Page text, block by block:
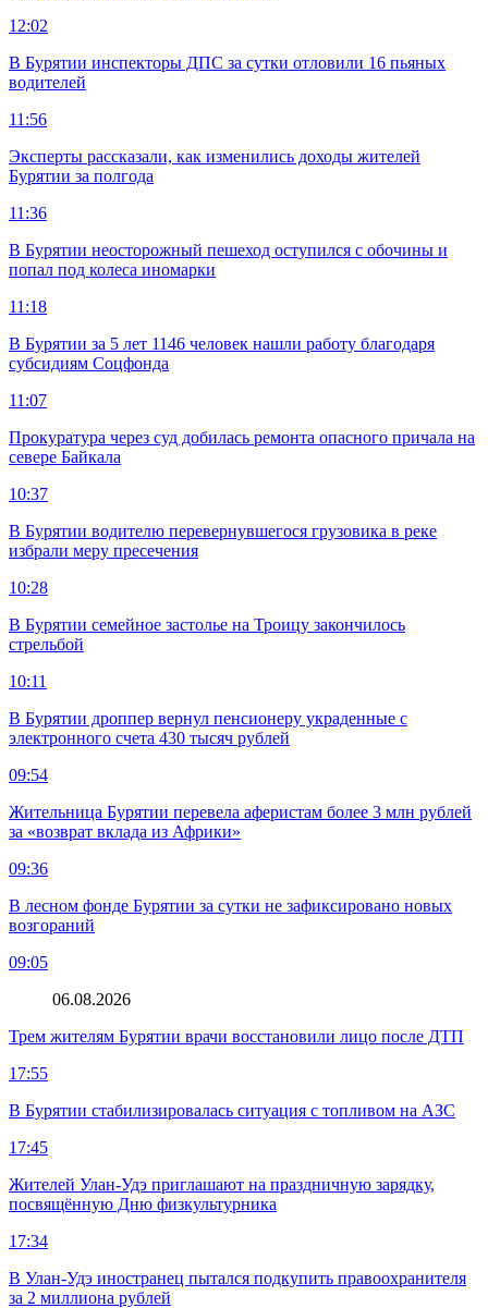
12:02
В Бурятии инспекторы ДПС за сутки отловили 16 пьяных
водителей
11:56
Эксперты рассказали, как изменились доходы жителей
Бурятии за полгода
11:36
В Бурятии неосторожный пешеход оступился с обочины и
попал под колеса иномарки
11:18
В Бурятии за 5 лет 1146 человек нашли работу благодаря
субсидиям Соцфонда
11:07
Прокуратура через суд добилась ремонта опасного причала на
севере Байкала
10:37
В Бурятии водителю перевернувшегося грузовика в реке
избрали меру пресечения
10:28
В Бурятии семейное застолье на Троицу закончилось
стрельбой
10:11
В Бурятии дроппер вернул пенсионеру украденные с
электронного счета 430 тысяч рублей
09:54
Жительница Бурятии перевела аферистам более 3 млн рублей
за «возврат вклада из Африки»
09:36
В лесном фонде Бурятии за сутки не зафиксировано новых
возгораний
09:05
06.08.2026
Трем жителям Бурятии врачи восстановили лицо после ДТП
17:55
В Бурятии стабилизировалась ситуация с топливом на АЗС
17:45
Жителей Улан-Удэ приглашают на праздничную зарядку,
посвящённую Дню физкультурника
17:34
В Улан-Удэ иностранец пытался подкупить правоохранителя
за 2 миллиона рублей